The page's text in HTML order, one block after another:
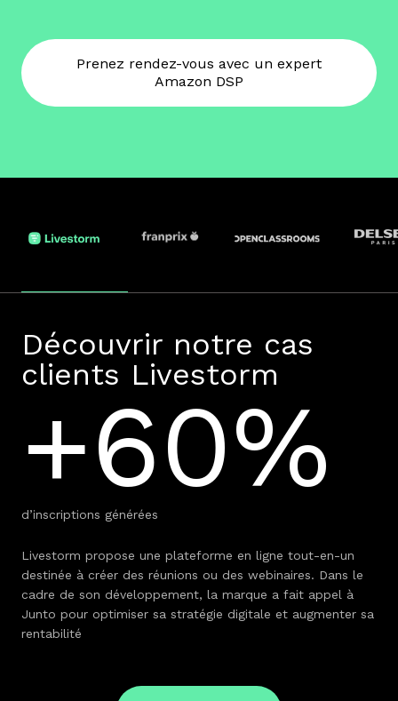
Prenez rendez-vous avec un expert
Amazon DSP
Découvrir notre cas
clients Livestorm
+60%
d’inscriptions générées
Livestorm propose une plateforme en ligne tout-en-un
destinée à créer des réunions ou des webinaires. Dans le
cadre de son développement, la marque a fait appel à
Junto pour optimiser sa stratégie digitale et augmenter sa
rentabilité